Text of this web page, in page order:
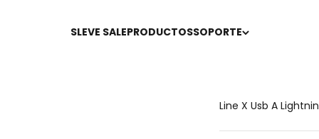
SLEVE SALEPRODUCTOSSOPORTE
Line X Usb A